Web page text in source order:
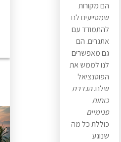
הם מקורות
שמסייעים לנו
להתמודד עם
אתגרים. הם
גם מאפשרים
לנו לממש את
הפוטנציאל
שלנו.הגדרת
כוחות
פנימיים
כוללת כל מה
שנוגע